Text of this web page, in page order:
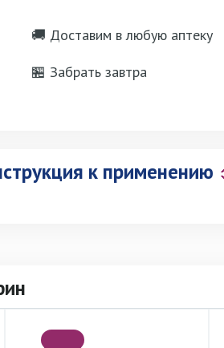
🚚 Доставим в любую аптеку
🏪 Забрать завтра
к применению